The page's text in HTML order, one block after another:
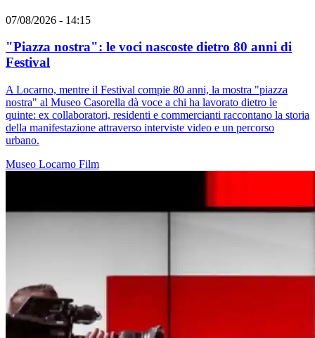
07/08/2026 - 14:15
"Piazza nostra": le voci nascoste dietro 80 anni di
Festival
A Locarno, mentre il Festival compie 80 anni, la mostra "piazza
nostra" al Museo Casorella dà voce a chi ha lavorato dietro le
quinte: ex collaboratori, residenti e commercianti raccontano la storia
della manifestazione attraverso interviste video e un percorso
urbano.
Museo Locarno Film